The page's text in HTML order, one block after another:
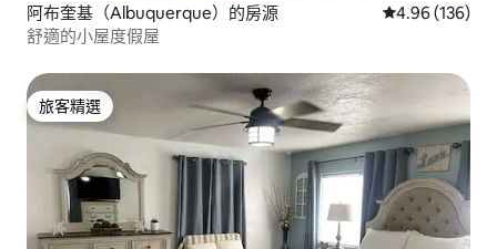
阿布奎基（Albuquerque）的房源 從 136 則評價
4.96 (136)
舒適的小屋度假屋
旅客精選
旅客精選